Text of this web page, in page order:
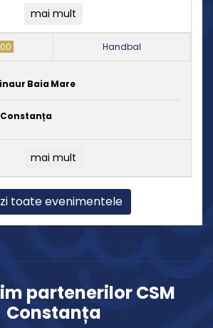
mai mult
Handbal
Baia Mare
Constanța
mai mult
toate evenimentele
partenerilor CSM
Constanța